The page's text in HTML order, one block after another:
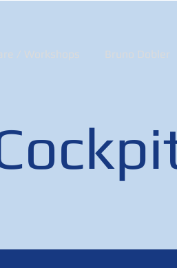
/ Workshops Bruno Dobler